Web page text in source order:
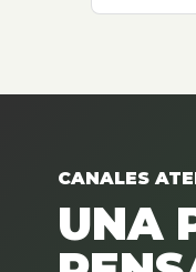
CANALES
UNA